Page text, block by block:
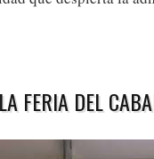
FERIA DEL